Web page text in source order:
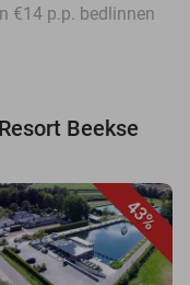
€14 p.p. bedlinnen
Beekse
43%